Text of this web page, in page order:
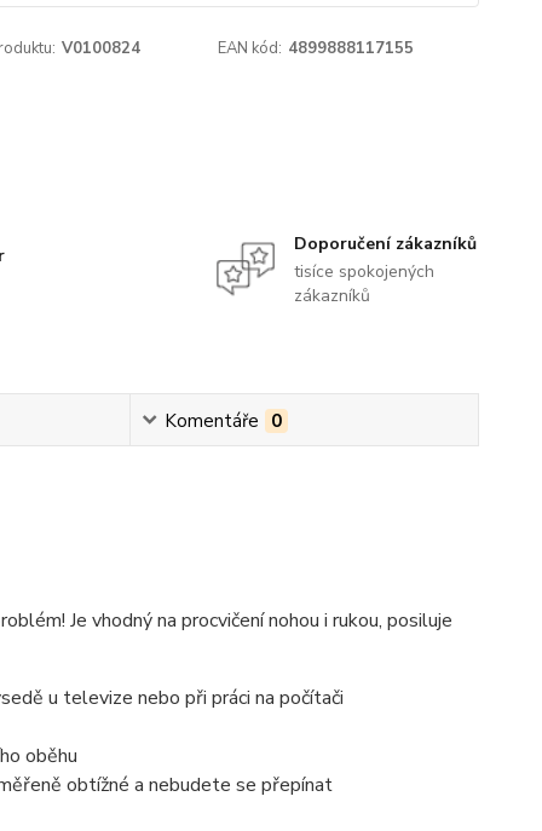
V0100824 EAN kód: 4899888117155
Doporučení zákazníků
tisíce spokojených
zákazníků
Komentáře 0
Je vhodný na procvičení nohou i rukou, posiluje
u televize nebo při práci na počítači
oběhu
obtížné a nebudete se přepínat